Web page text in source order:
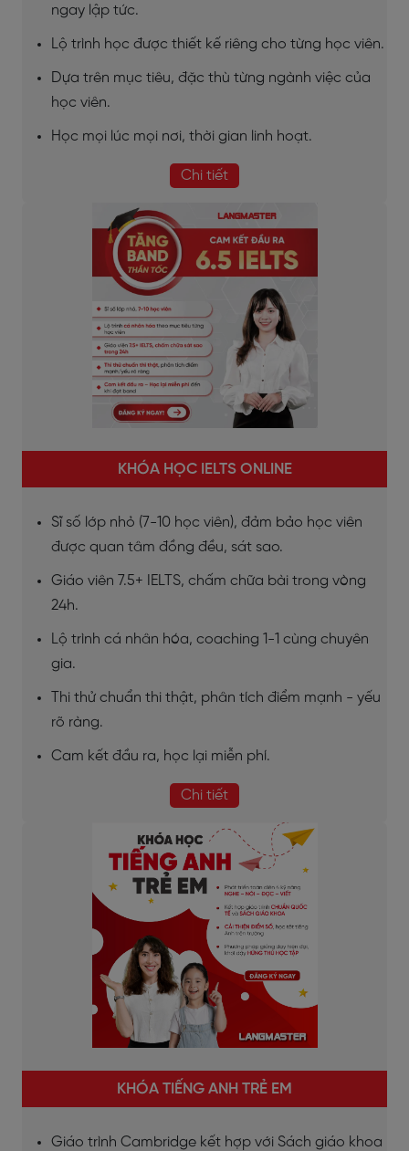
ngay lập tức.
Lộ trình học được thiết kế riêng cho từng học viên.
Dựa trên mục tiêu, đặc thù từng ngành việc của
học viên.
Học mọi lúc mọi nơi, thời gian linh hoạt.
Chi tiết
KHÓA HỌC IELTS ONLINE
Sĩ số lớp nhỏ (7-10 học viên), đảm bảo học viên
được quan tâm đồng đều, sát sao.
Giáo viên 7.5+ IELTS, chấm chữa bài trong vòng
24h.
Lộ trình cá nhân hóa, coaching 1-1 cùng chuyên
gia.
Thi thử chuẩn thi thật, phân tích điểm mạnh - yếu
rõ ràng.
Cam kết đầu ra, học lại miễn phí.
Chi tiết
KHÓA TIẾNG ANH TRẺ EM
Giáo trình Cambridge kết hợp với Sách giáo khoa